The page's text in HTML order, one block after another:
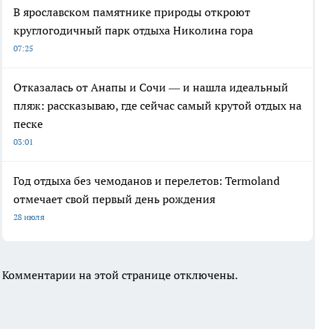
В ярославском памятнике природы откроют
круглогодичный парк отдыха Николина гора
07:25
Отказалась от Анапы и Сочи — и нашла идеальный
пляж: рассказываю, где сейчас самый крутой отдых на
песке
03:01
Год отдыха без чемоданов и перелетов: Termoland
отмечает свой первый день рождения
28 июля
Комментарии на этой странице отключены.